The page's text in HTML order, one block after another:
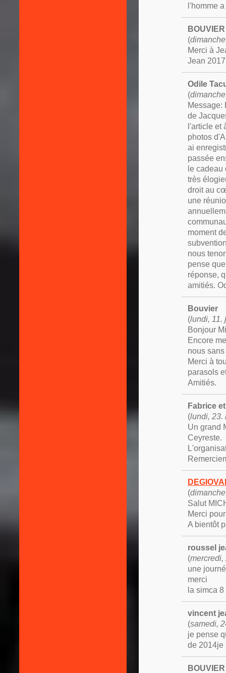
l'homme
BOUVIER
(
Merci à
Jean
Odile
(
Message:
de
l'article et
photos
ai
passée
le
très
droit au
une
moment
nous
pense
réponse,
amitiés.
Bouvier
(lundi, 11.
Bonjour
Encore
nous
Merci à
parasols
Amitiés.
Fabrice
(lundi, 23.
Un grand
Ceyreste.
(
Salut
Merci
A bientôt
roussel
(mercredi,
une
merci
la simca 8
vincent
(samedi,
je pense
de 2014je
BOUVIER